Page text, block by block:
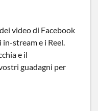
video di Facebook
stream e i Reel.
e il
guadagni per